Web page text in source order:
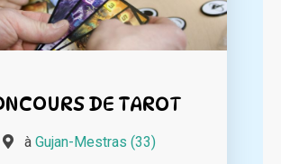
DE TAROT
à Gujan-Mestras (33)